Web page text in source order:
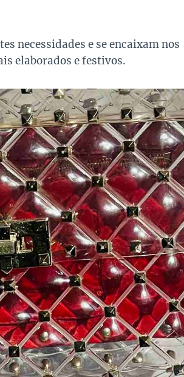
necessidades e se encaixam nos
elaborados e festivos.